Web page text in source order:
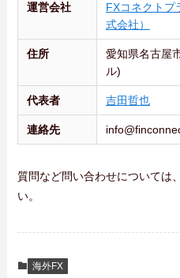
運営会社
FXコネクトプ
式会社）
住所
愛知県名古屋
ル)
代表者 吉田哲也
連絡先
質問など問い合わせについては、
い。
海外FX